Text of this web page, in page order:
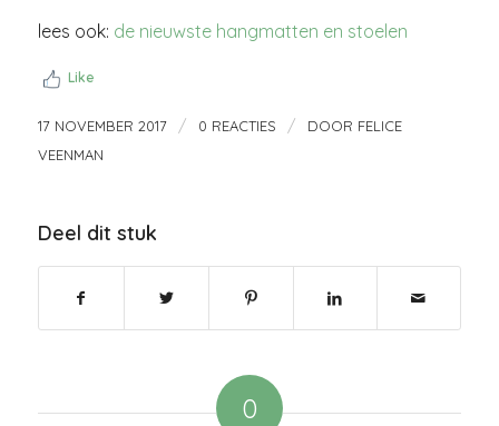
lees ook: de nieuwste hangmatten en stoelen
Like
17 NOVEMBER 2017 / 0 REACTIES / DOOR FELICE
VEENMAN
Deel dit stuk
0